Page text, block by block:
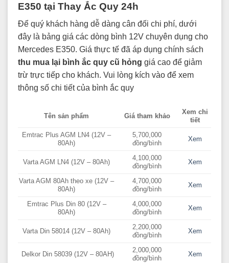
E350 tại Thay Ắc Quy 24h
Để quý khách hàng dễ dàng cân đối chi phí, dưới
đây là bảng giá các dòng bình 12V chuyên dụng cho
Mercedes E350. Giá thực tế đã áp dụng chính sách
thu mua lại bình ắc quy cũ hỏng giá cao để giảm
trừ trực tiếp cho khách. Vui lòng kích vào để xem
thông số chi tiết của bình ắc quy
Tên sản phẩm Giá tham khảo
Xem chi
tiết
Emtrac Plus AGM LN4 (12V –
80Ah)
5,700,000
đồng/bình
Xem
Varta AGM LN4 (12V – 80Ah)
4,100,000
đồng/bình
Xem
Varta AGM 80Ah theo xe (12V –
80Ah)
4,700,000
đồng/bình
Xem
Emtrac Plus Din 80 (12V –
80Ah)
4,000,000
đồng/bình
Xem
Varta Din 58014 (12V – 80Ah)
2,200,000
đồng/bình
Xem
Delkor Din 58039 (12V – 80AH)
2,000,000
đồng/bình
Xem